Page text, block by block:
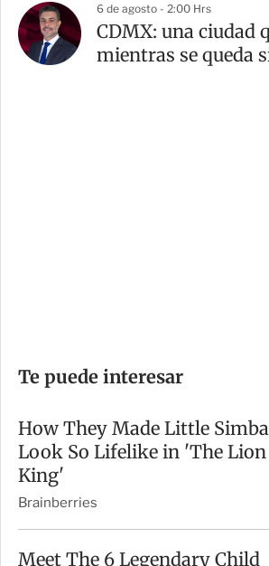
6 de agosto - 2:00 Hrs
CDMX: una ciudad
mientras se queda